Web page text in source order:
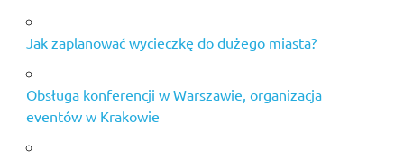
Jak zaplanować wycieczkę do dużego miasta?
Obsługa konferencji w Warszawie, organizacja
eventów w Krakowie